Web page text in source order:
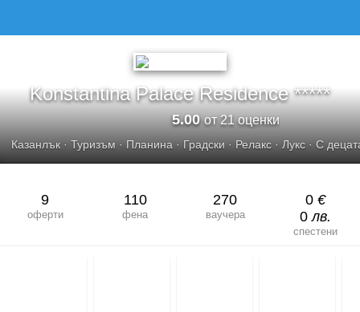
Konstantina Palace Residence *****
5.00от 21 оценки
Казанлък · Туризъм · Планина · Градски · Релакс · Лукс · С
9
оферти
110
фена
270
ваучера
0 €
0лв.
спестени